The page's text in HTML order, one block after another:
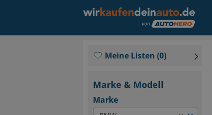
Meine Listen (0)
Marke & Modell
Marke